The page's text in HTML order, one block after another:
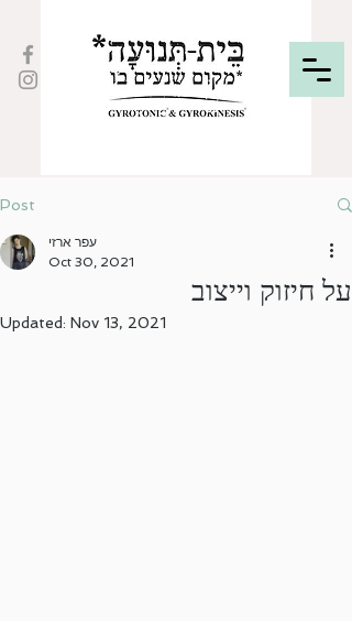
Post
על חיזוק וייצוב
עפר ארזי
Oct 30, 2021
Updated: Nov 13, 2021